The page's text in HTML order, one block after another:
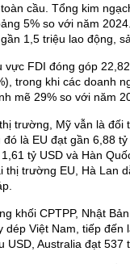
cầu. Tổng kim
5% so với năm
1,5 triệu lao động,
vực FDI đóng góp
trong khi các doanh
mẽ 29% so với năm
trường, Mỹ vẫn là đối
đó là EU đạt gần 6,88
tỷ USD và Hàn
thị trường EU, Hà Lan
khối CPTPP, Nhật
dép Việt Nam, tiếp đến
USD, Australia đạt 537